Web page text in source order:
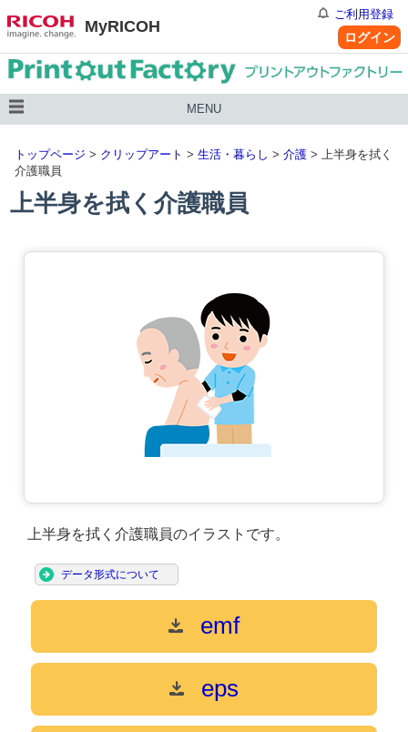
MyRICOH
ご利用登録
ログイン
MENU
トップページ > クリップアート > 生活・暮らし > 介護 > 上半身を拭く
介護職員
上半身を拭く介護職員
上半身を拭く介護職員のイラストです。
データ形式について
emf
eps